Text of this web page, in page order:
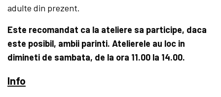
adulte din prezent.
Este recomandat ca la ateliere sa participe, daca
este posibil, ambii parinti. Atelierele au loc in
dimineti de sambata, de la ora 11.00 la 14.00.
Info